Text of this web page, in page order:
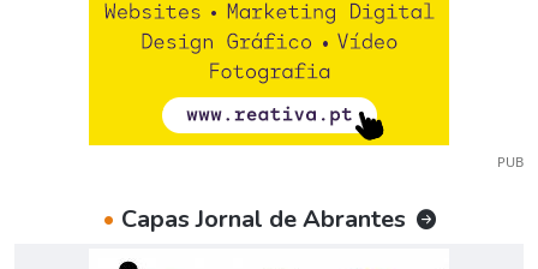
PUB
• Capas Jornal de Abrantes